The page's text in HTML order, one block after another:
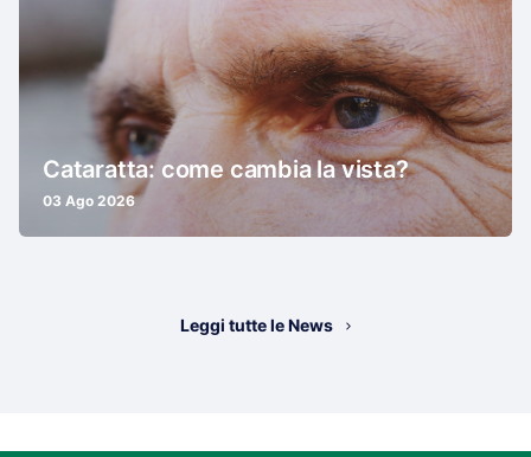
Cataratta: come cambia la vista?
03 Ago 2026
Leggi tutte le News